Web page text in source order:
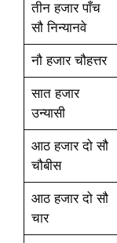
तीन हजार पाँच
सौ निन्यानवे
नौ हजार चौहत्तर
सात हजार
उन्यासी
आठ हजार दो सौ
चौबीस
आठ हजार दो सौ
चार